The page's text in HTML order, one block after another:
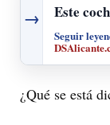
→ Este
Seguir
¿Qué se está